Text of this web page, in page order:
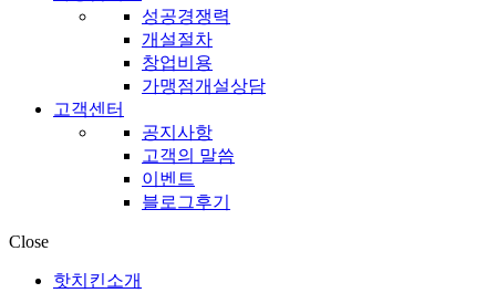
성공경쟁력
개설절차
창업비용
가맹점개설상담
고객센터
공지사항
고객의 말씀
이벤트
블로그후기
Close
핫치킨소개